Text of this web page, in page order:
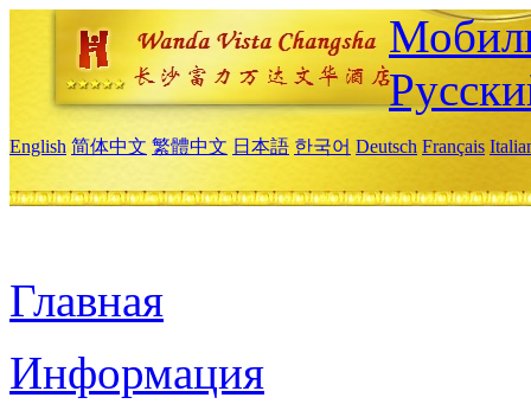
English 简体中文 繁體中文 日本語 한국어 Deutsch Français
Главная
Информация